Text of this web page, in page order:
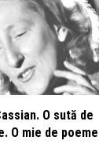
O sută de
O mie de poeme